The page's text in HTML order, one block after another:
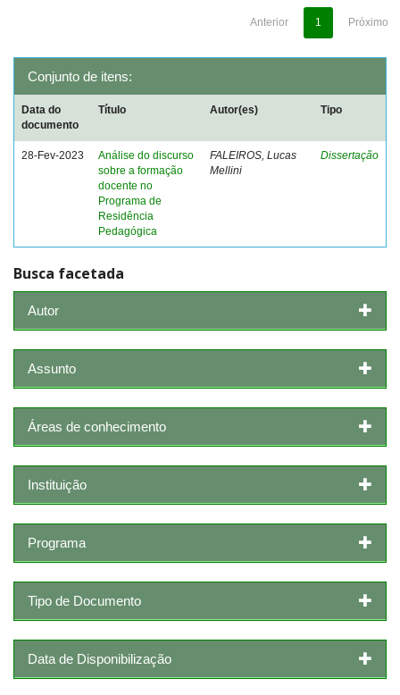
Anterior 1 Próximo
Conjunto de itens:
Data do
documento
Título Autor(es) Tipo
28-Fev-2023
Análise do discurso
sobre a formação
docente no
Programa de
Residência
Pedagógica
FALEIROS, Lucas
Mellini
Dissertação
Busca facetada
Autor
Assunto
Áreas de conhecimento
Instituição
Programa
Tipo de Documento
Data de Disponibilização